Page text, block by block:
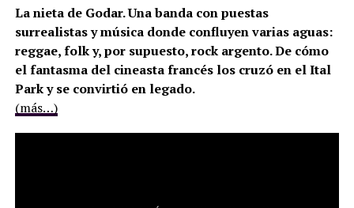
La nieta de Godar. Una banda con puestas
surrealistas y música donde confluyen varias aguas:
reggae, folk y, por supuesto, rock argento. De cómo
el fantasma del cineasta francés los cruzó en el Ital
Park y se convirtió en legado.
(más…)